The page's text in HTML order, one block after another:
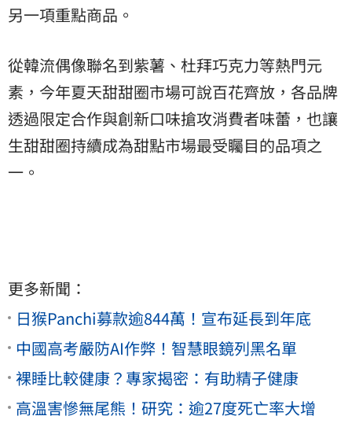
另一項重點商品。
從韓流偶像聯名到紫薯、杜拜巧克力等熱門元
素，今年夏天甜甜圈市場可說百花齊放，各品牌
透過限定合作與創新口味搶攻消費者味蕾，也讓
生甜甜圈持續成為甜點市場最受矚目的品項之
一。
更多新聞：
日猴Panchi募款逾844萬！宣布延長到年底
中國高考嚴防AI作弊！智慧眼鏡列黑名單
裸睡比較健康？專家揭密：有助精子健康
高溫害慘無尾熊！研究：逾27度死亡率大增